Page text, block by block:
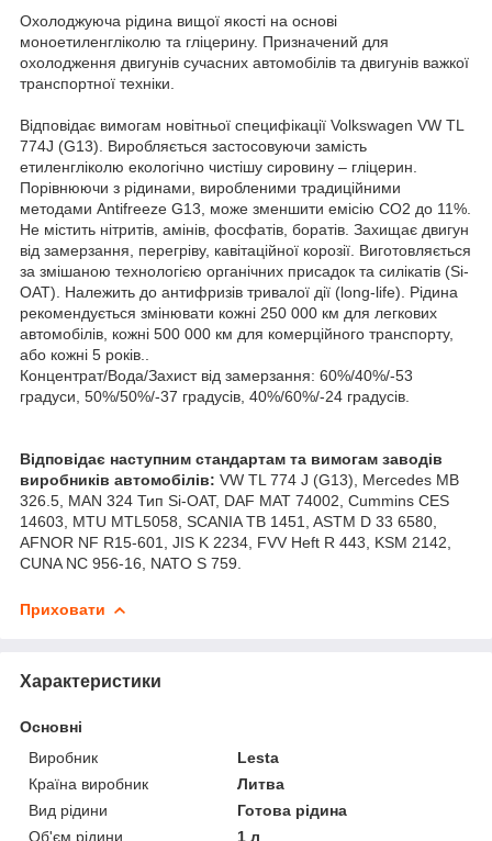
Охолоджуюча рідина вищої якості на основі
моноетиленгліколю та гліцерину. Призначений для
охолодження двигунів сучасних автомобілів та двигунів важкої
транспортної техніки.
Відповідає вимогам новітньої специфікації Volkswagen VW TL
774J (G13). Виробляється застосовуючи замість
етиленгліколю екологічно чистішу сировину – гліцерин.
Порівнюючи з рідинами, виробленими традиційними
методами Antifreeze G13, може зменшити емісію CO2 до 11%.
Не містить нітритів, амінів, фосфатів, боратів. Захищає двигун
від замерзання, перегріву, кавітаційної корозії. Виготовляється
за змішаною технологією органічних присадок та силікатів (Si-
OAT). Належить до антифризів тривалої дії (long-life). Рідина
рекомендується змінювати кожні 250 000 км для легкових
автомобілів, кожні 500 000 км для комерційного транспорту,
або кожні 5 років..
Концентрат/Вода/Захист від замерзання: 60%/40%/-53
градуси, 50%/50%/-37 градусів, 40%/60%/-24 градусів.
Відповідає наступним стандартам та вимогам заводів
виробників автомобілів: VW TL 774 J (G13), Mercedes MB
326.5, MAN 324 Тип Si-OAT, DAF MAT 74002, Cummins CES
14603, MTU MTL5058, SCANIA TB 1451, ASTM D 33 6580,
AFNOR NF R15-601, JIS K 2234, FVV Heft R 443, KSM 2142,
CUNA NC 956-16, NATO S 759.
Приховати
Характеристики
Основні
Виробник
Lesta
Країна виробник
Литва
Вид рідини
Готова рідина
Об'єм рідини
1 л